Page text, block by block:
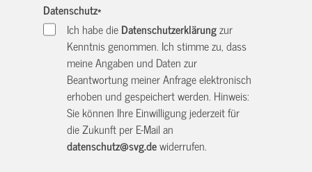
Datenschutz*
Ich habe dieDatenschutzerklärungzur
Kenntnis genommen. Ich stimme zu, dass
meine Angaben und Daten zur
Beantwortung meiner Anfrage elektronisch
erhoben und gespeichert werden. Hinweis:
Sie können Ihre Einwilligung jederzeit für
die Zukunft per E-Mail an
datenschutz@svg.dewiderrufen.